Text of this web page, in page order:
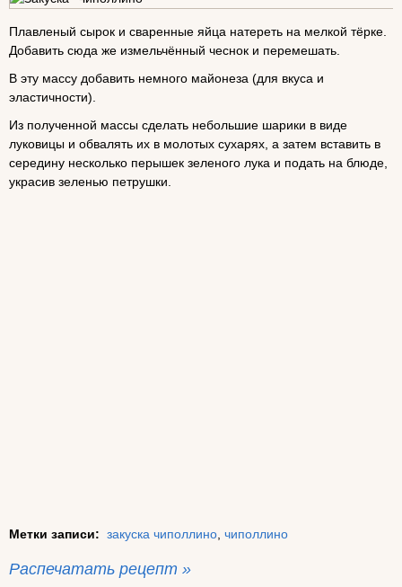
Плавленый сырок и сваренные яйца натереть на мелкой тёрке.
Добавить сюда же измельчённый чеснок и перемешать.
В эту массу добавить немного майонеза (для вкуса и
эластичности).
Из полученной массы сделать небольшие шарики в виде
луковицы и обвалять их в молотых сухарях, а затем вставить в
середину несколько перышек зеленого лука и подать на блюде,
украсив зеленью петрушки.
Метки записи: закуска чиполлино чиполлино
Распечатать рецепт »